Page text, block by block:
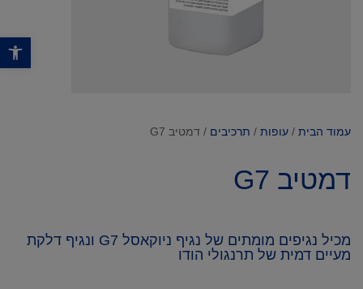
פתח סרגל נגישות
עמוד הבית / עופות / תרכיבים / דמטיב G7
דמטיב G7
מכיל נגיפים מומתים של נגיף ניוקאסל G7 ונגיף דלקת
מעיים דמית של תרנגולי הודו